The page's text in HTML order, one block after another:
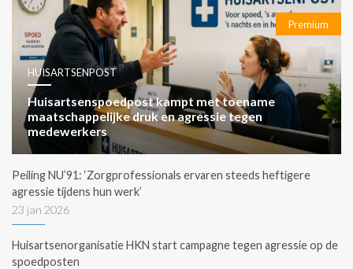
Premium
HUISARTSENPOST
Huisartsenspoedpost kampt met toename
maatschappelijke druk en agressie tegen
medewerkers
Peiling NU’91: ‘Zorgprofessionals ervaren steeds heftigere
agressie tijdens hun werk’
23 jan 2026
Huisartsenorganisatie HKN start campagne tegen agressie op de
spoedposten